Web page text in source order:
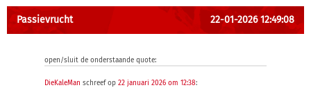
Passievrucht 22-01-2026 12:49:08
open/sluit de onderstaande quote:
DieKaleMan schreef op 22 januari 2026 om 12:38: